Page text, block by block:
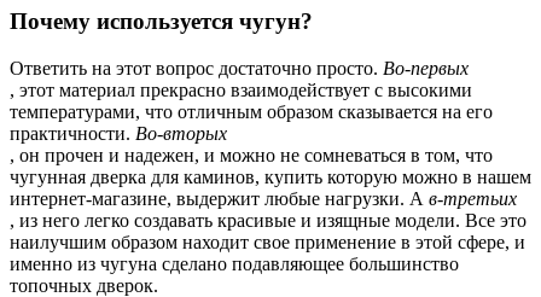
Почему используется чугун?
Ответить на этот вопрос достаточно просто. Во-первых
, этот материал прекрасно взаимодействует с высокими
температурами, что отличным образом сказывается на его
практичности. Во-вторых
, он прочен и надежен, и можно не сомневаться в том, что
чугунная дверка для каминов, купить которую можно в нашем
интернет-магазине, выдержит любые нагрузки. А в-третьих
, из него легко создавать красивые и изящные модели. Все это
наилучшим образом находит свое применение в этой сфере, и
именно из чугуна сделано подавляющее большинство
топочных дверок.